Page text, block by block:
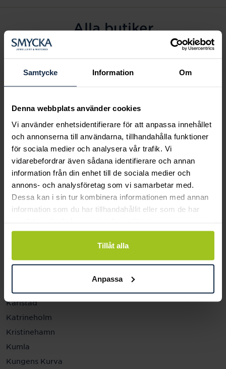
Samtycke Information Om
Denna webbplats använder cookies
Vi använder enhetsidentifierare för att anpassa innehållet
och annonserna till användarna, tillhandahålla funktioner
för sociala medier och analysera vår trafik. Vi
vidarebefordrar även sådana identifierare och annan
information från din enhet till de sociala medier och
annons- och analysföretag som vi samarbetar med.
Dessa kan i sin tur kombinera informationen med annan
information som du har tillhandahållit eller som de har
Tillåt alla
Anpassa
Alla butiker
Alingsås
Arvidsjaur
Eksjö
Fagersta
Farsta
Gävle
Halmstad
Halmstad Hallarna
Haninge
Helsingborg
Jönköping
Karlstad
Katrineholm
Kristinehamn
Kumla
Kungens Kurva